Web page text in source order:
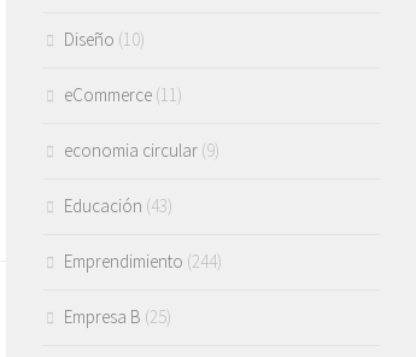
Diseño (10)
eCommerce (11)
economia circular (9)
Educación (43)
Emprendimiento (244)
Empresa B (25)